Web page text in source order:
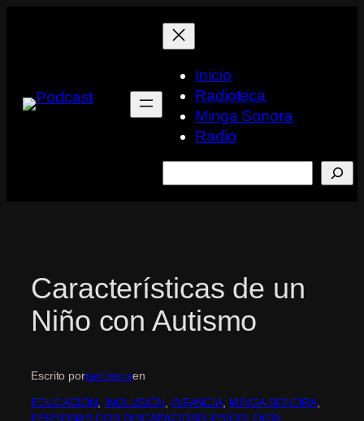
Inicio
Radioteca
Minga Sonora
Radio
Características de un
Niño con Autismo
Escrito porradiotecaen
EDUCACIÓN INCLUSIÓN INFANCIA MINGA SONORA
PERSONAS CON DISCAPACIDAD, PSICOLOGÍA